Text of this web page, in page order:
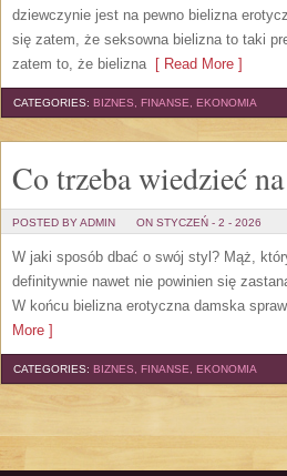
dziewczynie jest na pewno bielizna
się zatem, że seksowna bielizna to taki
zatem to, że bielizna[ Read More ]
CATEGORIES: BIZNES, FINANSE, EKONOMIA
Co trzeba wiedzieć
POSTED BY ADMIN ON STYCZEŃ - 2 - 2026
W jaki sposób dbać o swój styl? Mąż,
definitywnie nawet nie powinien się
W końcu bielizna erotyczna damska
More ]
CATEGORIES: BIZNES, FINANSE, EKONOMIA